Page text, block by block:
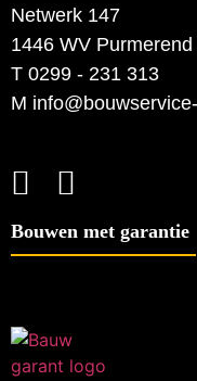
Netwerk 147
1446 WV Purmerend
T 0299 - 231 313
M
Bouwen met garantie